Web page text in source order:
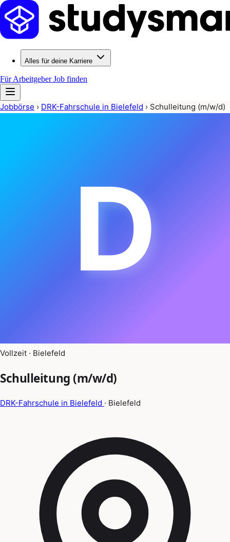
Alles für deine Karriere
Für ArbeitgeberJob finden
Jobbörse › DRK-Fahrschule in Bielefeld › Schulleitung (m/w/d)
D
Vollzeit · Bielefeld
Schulleitung (m/w/d)
DRK-Fahrschule in Bielefeld · Bielefeld